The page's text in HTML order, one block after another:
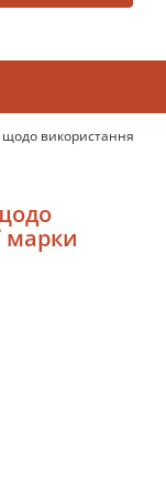
щодо використання
марки